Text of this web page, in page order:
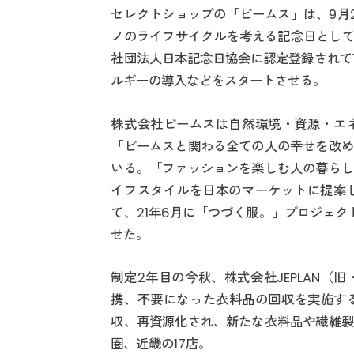
セレクトショップの「ビームス」は、9
ノのライフサイクルを考える記念日とし
社団法人日本記念日協会に認定登録され
ルギーの導入などをスタートさせる。
株式会社ビームスは自然環境・資源・
「ビームスと関わる全ての人の幸せを
いる。「ファッションを楽しむ人の暮ら
イフスタイルを日本のマーケットに提
て、21年6月に「つづく服。」プロジェ
せた。
制定2年目の今秋、株式会社JEPLAN（
携、不要になった衣料品の回収を実施
収、再資源化され、新たな衣料品や繊維
圏、近畿の17店。